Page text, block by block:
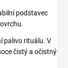
podstavec
palivo rituálu. V
čistý a očistný